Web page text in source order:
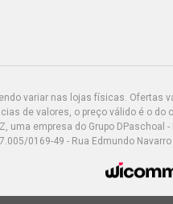
variar nas lojas físicas.
de valores, o preço válido é o
uma empresa do Grupo DPaschoal
0169-49 - Rua Edmundo